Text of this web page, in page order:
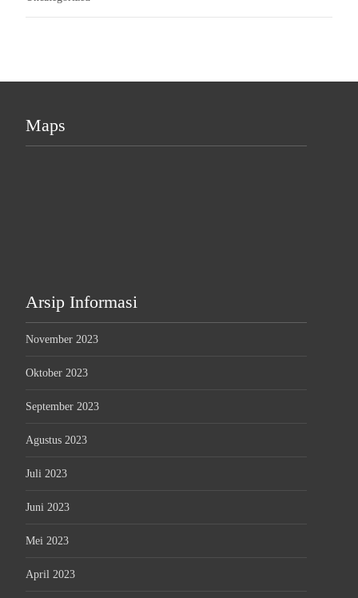
Maps
Arsip Informasi
November 2023
Oktober 2023
September 2023
Agustus 2023
Juli 2023
Juni 2023
Mei 2023
April 2023